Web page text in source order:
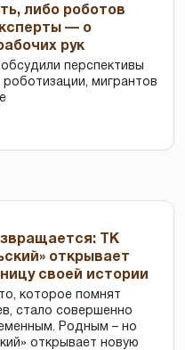
либо роботов
— о
рук
перспективы
мигрантов
ТК
открывает
своей истории
которое помнят
стало совершенно
Родным – но
открывает новую